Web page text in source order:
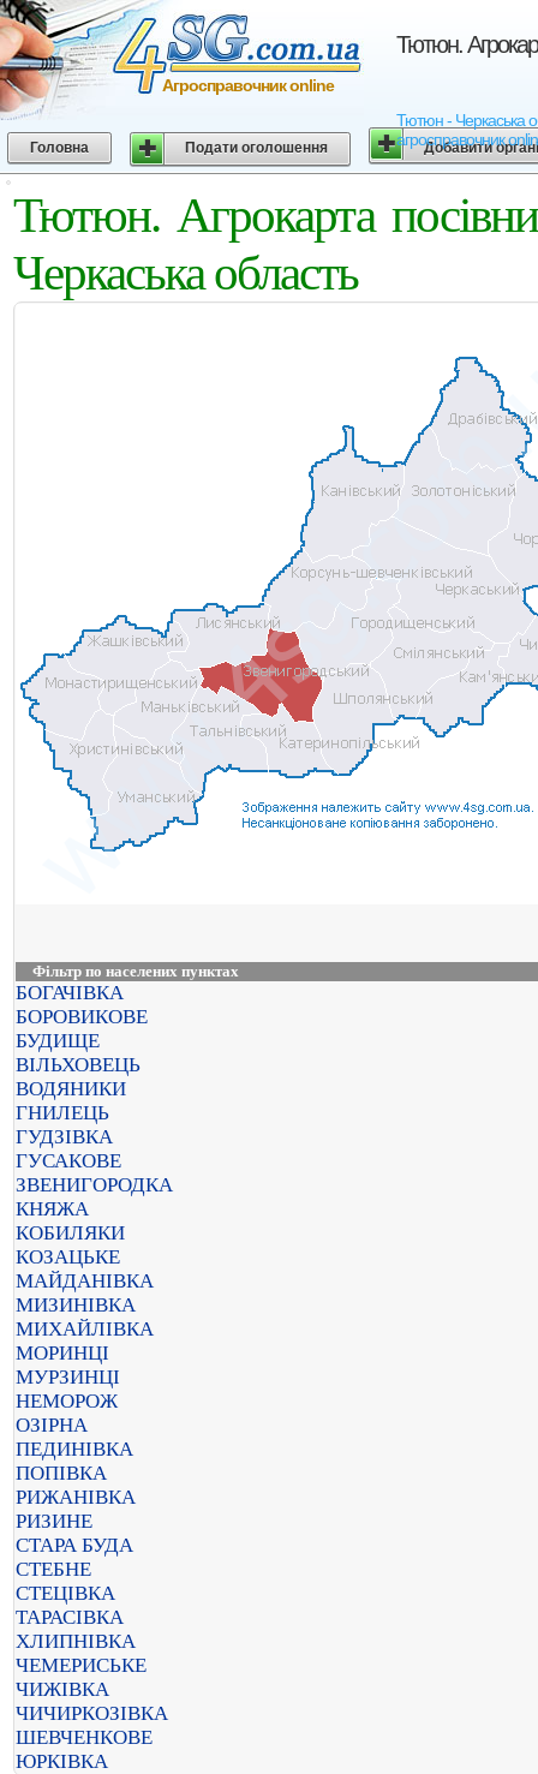
Тютюн.
Тютюн - Черкаська
агросправочник
Агросправочник online
Головна Подати оголошення Добавити
Тютюн. Агрокарта
Черкаська область
Фільтр по населених пунктах
БОГАЧІВКА
БОРОВИКОВЕ
БУДИЩЕ
ВІЛЬХОВЕЦЬ
ВОДЯНИКИ
ГНИЛЕЦЬ
ГУДЗІВКА
ГУСАКОВЕ
ЗВЕНИГОРОДКА
КНЯЖА
КОБИЛЯКИ
КОЗАЦЬКЕ
МАЙДАНІВКА
МИЗИНІВКА
МИХАЙЛІВКА
МОРИНЦІ
МУРЗИНЦІ
НЕМОРОЖ
ОЗІРНА
ПЕДИНІВКА
ПОПІВКА
РИЖАНІВКА
РИЗИНЕ
СТАРА БУДА
СТЕБНЕ
СТЕЦІВКА
ТАРАСІВКА
ХЛИПНІВКА
ЧЕМЕРИСЬКЕ
ЧИЖІВКА
ЧИЧИРКОЗІВКА
ШЕВЧЕНКОВЕ
ЮРКІВКА